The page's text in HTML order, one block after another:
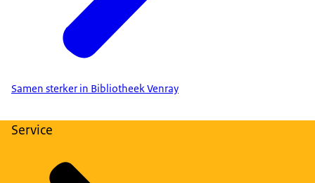
Samen sterker in Bibliotheek Venray
Service